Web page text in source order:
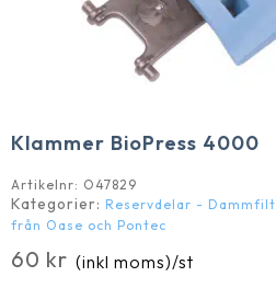
Klammer BioPress 4000
Artikelnr: O47829
Kategorier: Reservdelar -
från Oase och Pontec
60 kr (inkl moms)/st